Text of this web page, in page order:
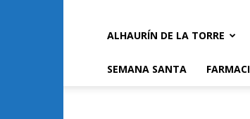
ALHAURÍN DE LA TORRE
SEMANA SANTA